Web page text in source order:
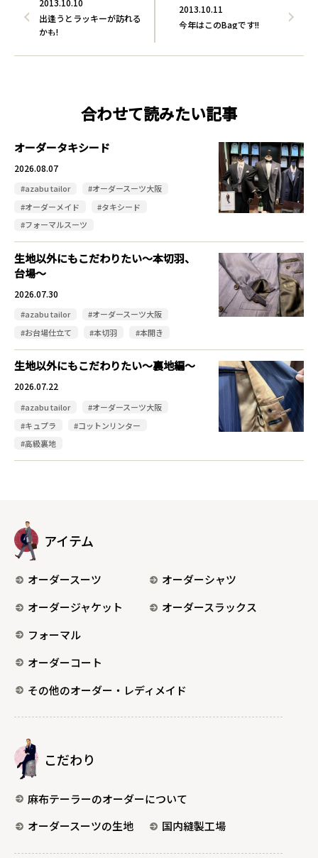
2013.10.11
今年はこのBagです!!
2013.10.10
出逢うとラッキーが訪れる
かも!
合わせて読みたい記事
オーダータキシード
2026.08.07
#azabu tailor
#オーダースーツ大阪
#オーダーメイド
#タキシード
#フォーマルスーツ
生地以外にもこだわりたい～本切羽、
台場～
2026.07.30
#azabu tailor
#オーダースーツ大阪
#お台場仕立て
#本切羽 #本開き
生地以外にもこだわりたい～裏地編～
2026.07.22
#azabu tailor
#オーダースーツ大阪
#キュプラ
#コットンリンター
#高級裏地
アイテム
オーダースーツ
オーダーシャツ
オーダージャケット
オーダースラックス
フォーマル
オーダーコート
その他のオーダー・レディメイド
こだわり
麻布テーラーのオーダーについて
オーダースーツの生地
国内縫製工場